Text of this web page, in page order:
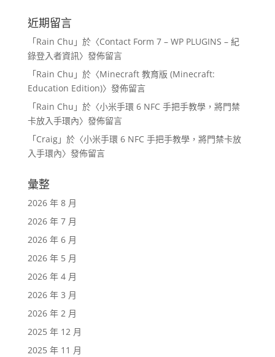
近期留言
「Rain Chu 」於〈Contact Form 7 – WP PLUGINS – 紀
錄登入者資訊〉發佈留言
「Rain Chu 」於〈Minecraft 教育版 (Minecraft:
Education Edition)〉發佈留言
「Rain Chu 」於〈小米手環 6 NFC 手把手教學，將門禁
卡放入手環內〉發佈留言
「Craig」於〈小米手環 6 NFC 手把手教學，將門禁卡放
入手環內〉發佈留言
彙整
2026 年 8 月
2026 年 7 月
2026 年 6 月
2026 年 5 月
2026 年 4 月
2026 年 3 月
2026 年 2 月
2025 年 12 月
2025 年 11 月